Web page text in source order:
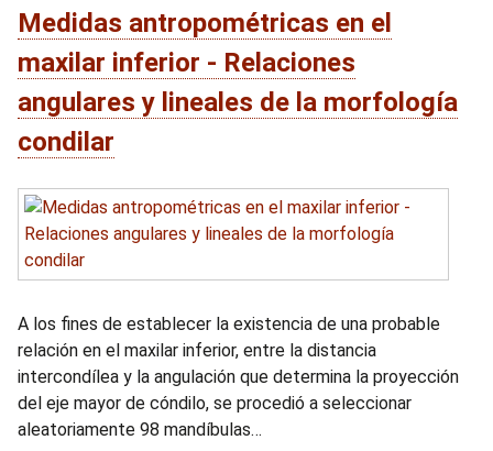
Medidas antropométricas en el
maxilar inferior - Relaciones
angulares y lineales de la morfología
condilar
A los fines de establecer la existencia de una probable
relación en el maxilar inferior, entre la distancia
intercondílea y la angulación que determina la proyección
del eje mayor de cóndilo, se procedió a seleccionar
aleatoriamente 98 mandíbulas…